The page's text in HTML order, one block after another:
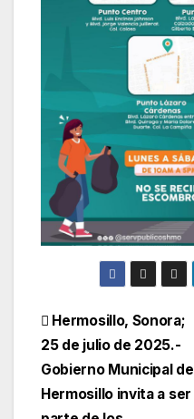
Navegación
de
entradas
Hermosillo, Sonora;
25 de julio de 2025.-
Gobierno Municipal de
Hermosillo invita a ser